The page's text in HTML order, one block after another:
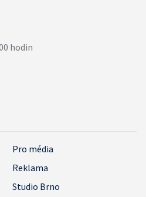
Pro média
Reklama
Studio Brno